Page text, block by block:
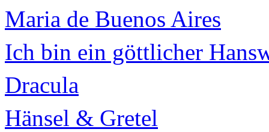
Maria de Buenos Aires
Ich bin ein göttlicher
Dracula
Hänsel & Gretel